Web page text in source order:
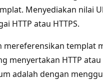
Menyediakan nilai
HTTP atau HTTPS.
mereferensikan templat
menyertakan HTTP atau
adalah dengan